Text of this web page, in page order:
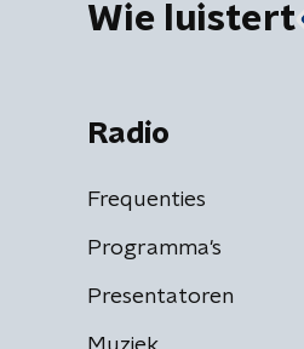
Wie luistert
Radio
Frequenties
Programma's
Presentatoren